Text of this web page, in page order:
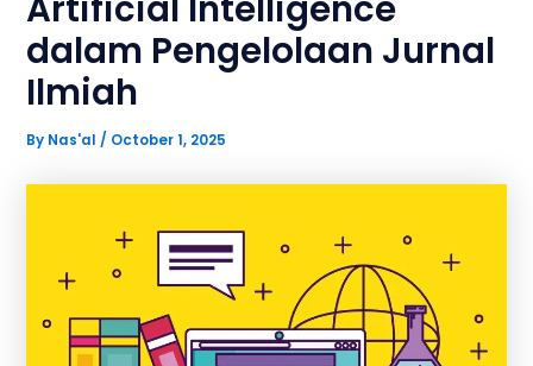
dalam Pengelolaan Jurnal
Ilmiah
By Nas'al / October 1, 2025